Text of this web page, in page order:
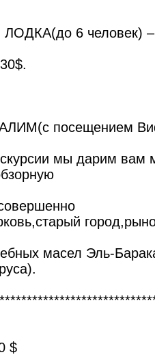
6 человек) –
посещением
мы дарим вам
масел Эль-
$